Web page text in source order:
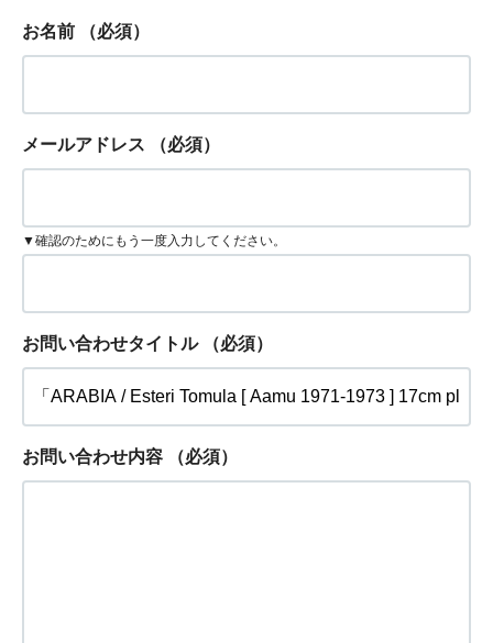
お名前 （必須）
メールアドレス （必須）
▼確認のためにもう一度入力してください。
お問い合わせタイトル （必須）
お問い合わせ内容 （必須）